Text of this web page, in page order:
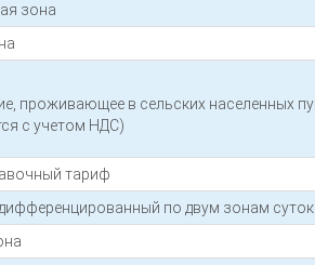
зона
проживающее в сельских населенных
с учетом НДС)
тариф
по двум зонам суток